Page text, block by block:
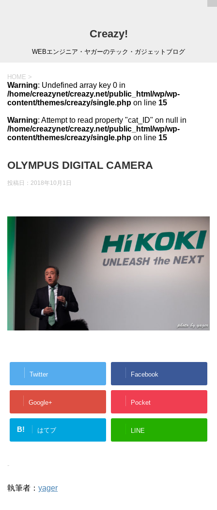
Creazy!
WEBエンジニア・ヤガーのテック・ガジェットブログ
HOME >
Warning: Undefined array key 0 in
/home/creazynet/creazy.net/public_html/wp/wp-
content/themes/creazy/single.php on line 15
Warning: Attempt to read property "cat_ID" on null in
/home/creazynet/creazy.net/public_html/wp/wp-
content/themes/creazy/single.php on line 15
OLYMPUS DIGITAL CAMERA
投稿日： 2018年10月1日
Twitter Facebook
Google+ Pocket
B! はてブ LINE
-
執筆者： yager